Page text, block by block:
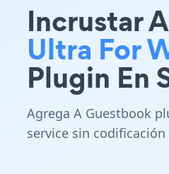
Incrustar
Ultra For
Plugin En
Agrega A Guestbook
service sin